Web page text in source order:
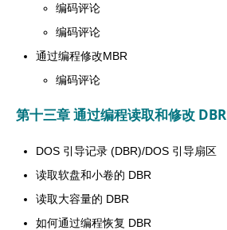
编码评论
编码评论
通过编程修改MBR
编码评论
第十三章 通过编程读取和修改 DBR
DOS 引导记录 (DBR)/DOS 引导扇区
读取软盘和小卷的 DBR
读取大容量的 DBR
如何通过编程恢复 DBR